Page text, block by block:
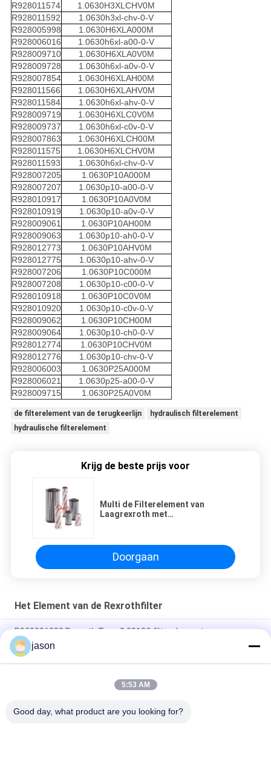
R928011574
1.0630H3XLCHV0M
R928011592
1.0630h3xl-chv-0-V
R928005998
1.0630H6XLA000M
R928006016
1.0630h6xl-a00-0-V
R928009710
1.0630H6XLA0V0M
R928009728
1.0630h6xl-a0v-0-V
R928007854
1.0630H6XLAH00M
R928011566
1.0630H6XLAHV0M
R928011584
1.0630h6xl-ahv-0-V
R928009719
1.0630H6XLC0V0M
R928009737
1.0630h6xl-c0v-0-V
R928007863
1.0630H6XLCH00M
R928011575
1.0630H6XLCHV0M
R928011593
1.0630h6xl-chv-0-V
R928007205
1.0630P10A000M
R928007207
1.0630p10-a00-0-V
R928010917
1.0630P10A0V0M
R928010919
1.0630p10-a0v-0-V
R928009061
1.0630P10AH00M
R928009063
1.0630p10-ah0-0-V
R928012773
1.0630P10AHV0M
R928012775
1.0630p10-ahv-0-V
R928007206
1.0630P10C000M
R928007208
1.0630p10-c00-0-V
R928010918
1.0630P10C0V0M
R928010920
1.0630p10-c0v-0-V
R928009062
1.0630P10CH00M
R928009064
1.0630p10-ch0-0-V
R928012774
1.0630P10CHV0M
R928012776
1.0630p10-chv-0-V
R928006003
1.0630P25A000M
R928006021
1.0630p25-a00-0-V
R928009715
1.0630P25A0V0M
de filterelement van de terugkeerlijn
hydraulisch filterelement
hydraulische filterelement
Krijg de beste prijs voor
Multi de Filterelement van
Laagrexroth met
Doorgaan
Het Element van de Rexrothfilter
R928006320 Rexroth Type 2.0018G filterelementen
2.0018G25-A00-0-M
R928011260 Rexroth Type 1.0 filterelementen 1.0060H6XL-
jason
5:53 AM
Good day, what product are you looking for?